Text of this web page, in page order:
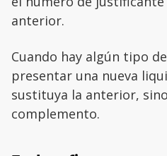
anterior.
Cuando hay algún tipo
presentar una nueva
sustituya la anterior,
complemento.